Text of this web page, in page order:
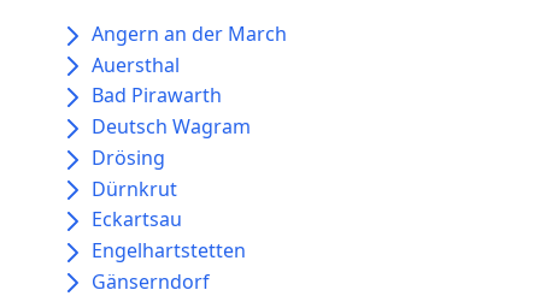
Angern an der March
Auersthal
Bad Pirawarth
Deutsch Wagram
Drösing
Dürnkrut
Eckartsau
Engelhartstetten
Gänserndorf